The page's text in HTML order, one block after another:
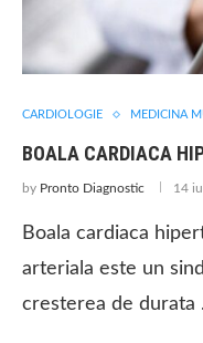
CARDIOLOGIE MEDICINA
BOALA CARDIACA
by Pronto Diagnostic 14
Boala cardiaca
arteriala este un
cresterea de durata